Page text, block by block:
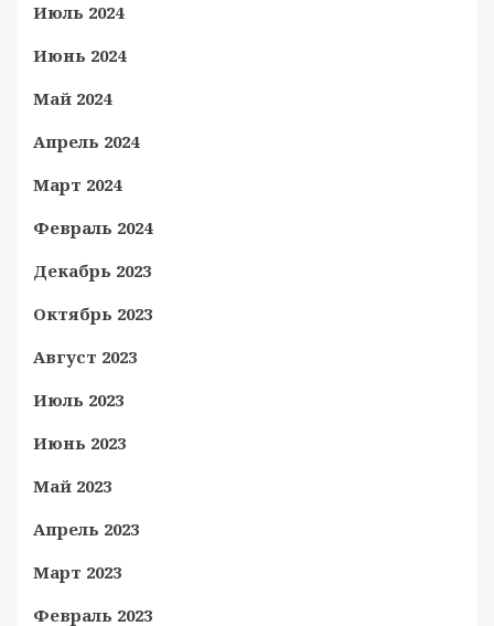
Июль 2024
Июнь 2024
Май 2024
Апрель 2024
Март 2024
Февраль 2024
Декабрь 2023
Октябрь 2023
Август 2023
Июль 2023
Июнь 2023
Май 2023
Апрель 2023
Март 2023
Февраль 2023